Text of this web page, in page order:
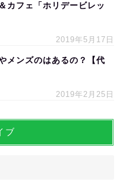
カフェ「ホリデービレッ
2019年5月17日
メンズのはあるの？【代
2019年2月25日
ブ